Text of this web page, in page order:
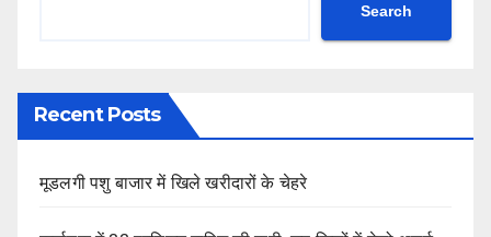
Search
Recent Posts
मूडलगी पशु बाजार में खिले खरीदारों के चेहरे